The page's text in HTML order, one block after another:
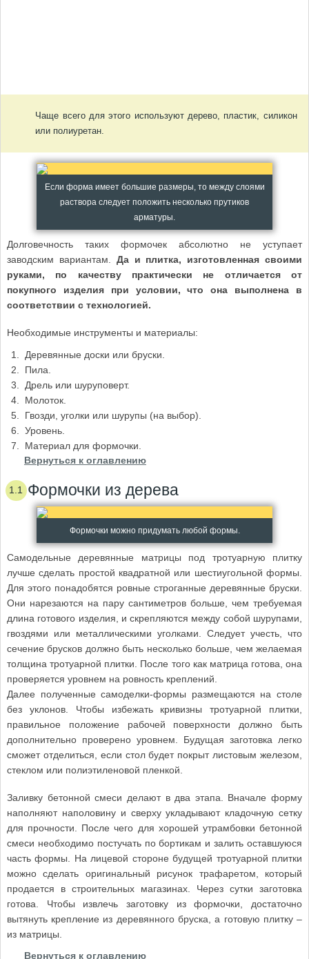
Чаще всего для этого используют дерево, пластик, силикон
или полиуретан.
Если форма имеет большие размеры, то между слоями
раствора следует положить несколько прутиков
арматуры.
Долговечность таких формочек абсолютно не уступает
заводским вариантам. Да и плитка, изготовленная своими
руками, по качеству практически не отличается от
покупного изделия при условии, что она выполнена в
соответствии с технологией.
Необходимые инструменты и материалы:
Деревянные доски или бруски.
Пила.
Дрель или шуруповерт.
Молоток.
Гвозди, уголки или шурупы (на выбор).
Уровень.
Материал для формочки.
Вернуться к оглавлению
Формочки из дерева
Формочки можно придумать любой формы.
Самодельные деревянные матрицы под тротуарную плитку
лучше сделать простой квадратной или шестиугольной формы.
Для этого понадобятся ровные строганные деревянные бруски.
Они нарезаются на пару сантиметров больше, чем требуемая
длина готового изделия, и скрепляются между собой шурупами,
гвоздями или металлическими уголками. Следует учесть, что
сечение брусков должно быть несколько больше, чем желаемая
толщина тротуарной плитки. После того как матрица готова, она
проверяется уровнем на ровность креплений.
Далее полученные самоделки-формы размещаются на столе
без уклонов. Чтобы избежать кривизны тротуарной плитки,
правильное положение рабочей поверхности должно быть
дополнительно проверено уровнем. Будущая заготовка легко
сможет отделиться, если стол будет покрыт листовым железом,
стеклом или полиэтиленовой пленкой.
Заливку бетонной смеси делают в два этапа. Вначале форму
наполняют наполовину и сверху укладывают кладочную сетку
для прочности. После чего для хорошей утрамбовки бетонной
смеси необходимо постучать по бортикам и залить оставшуюся
часть формы. На лицевой стороне будущей тротуарной плитки
можно сделать оригинальный рисунок трафаретом, который
продается в строительных магазинах. Через сутки заготовка
готова. Чтобы извлечь заготовку из формочки, достаточно
вытянуть крепление из деревянного бруска, а готовую плитку –
из матрицы.
Вернуться к оглавлению